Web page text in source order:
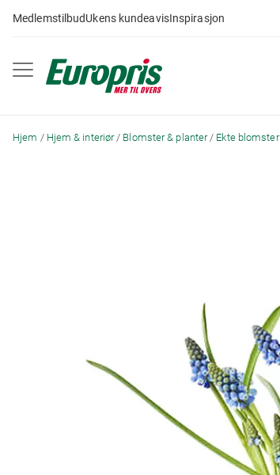
til
MedlemstilbudUkens kundeavisInspirasjon
Hjem Hjem & interiør Blomster & planter Ekte blomster